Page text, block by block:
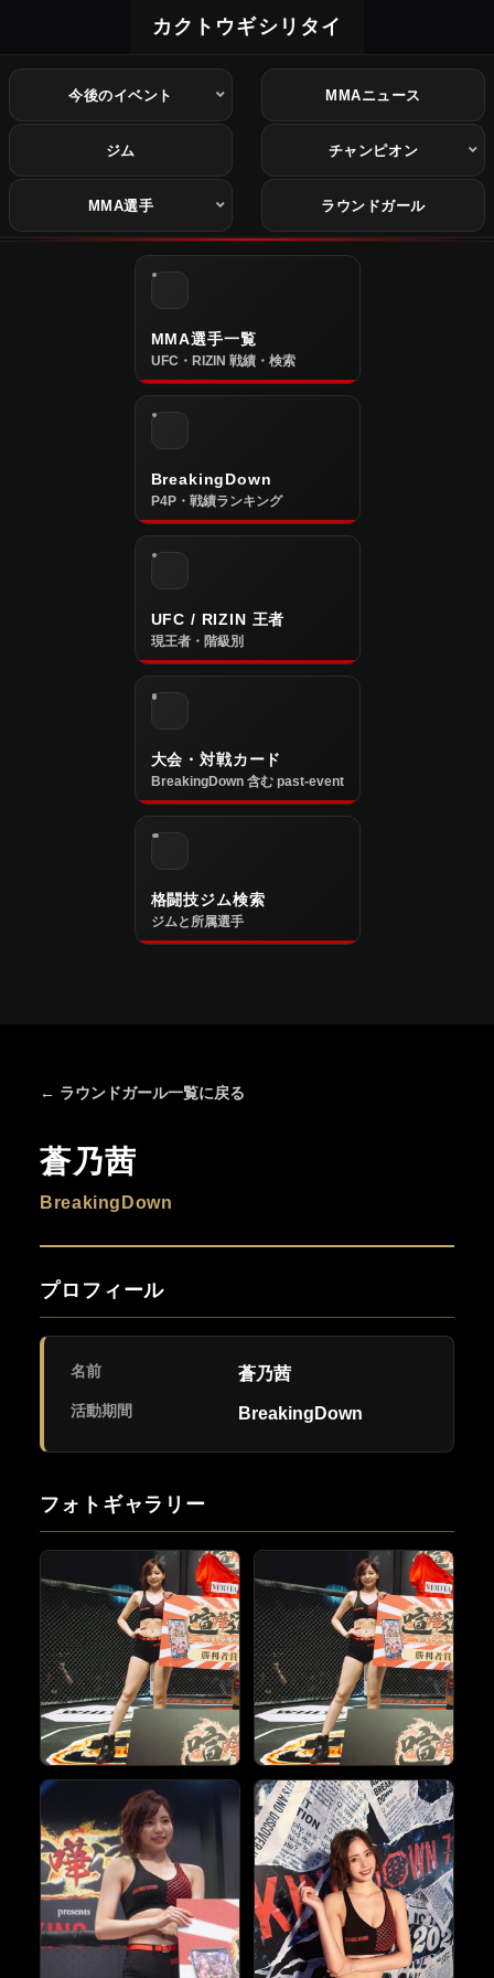
カクトウギシリタイ
今後のイベント MMAニュース
ジム チャンピオン
MMA選手 ラウンドガール
MMA選手一覧
UFC・RIZIN 戦績・検索
BreakingDown
P4P・戦績ランキング
UFC / RIZIN 王者
現王者・階級別
大会・対戦カード
BreakingDown 含む past-event
格闘技ジム検索
ジムと所属選手
← ラウンドガール一覧に戻る
蒼乃茜
BreakingDown
プロフィール
名前 蒼乃茜
活動期間 BreakingDown
フォトギャラリー